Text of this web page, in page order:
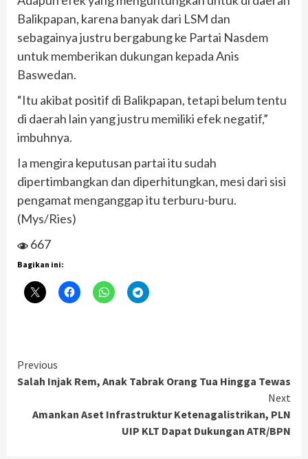
Balikpapan, karena banyak dari LSM dan
sebagainya justru bergabung ke Partai Nasdem
untuk memberikan dukungan kepada Anis
Baswedan.
“Itu akibat positif di Balikpapan, tetapi belum tentu
di daerah lain yang justru memiliki efek negatif,”
imbuhnya.
Ia mengira keputusan partai itu sudah
dipertimbangkan dan diperhitungkan, mesi dari sisi
pengamat menganggap itu terburu-buru.
(Mys/Ries)
667
Bagikan ini:
Continue
Reading
Previous
Salah Injak Rem, Anak Tabrak Orang Tua Hingga Tewas
Next
Amankan Aset Infrastruktur Ketenagalistrikan, PLN
UIP KLT Dapat Dukungan ATR/BPN